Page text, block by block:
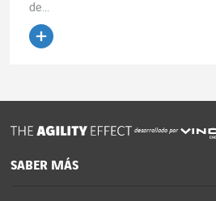
de...
desarrollado por
SABER MÁS